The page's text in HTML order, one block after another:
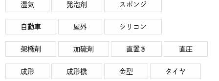
湿気 発泡剤 スポンジ
自動車 屋外 シリコン
架橋剤 加硫剤 直置き 直圧
成形 成形機 金型 タイヤ